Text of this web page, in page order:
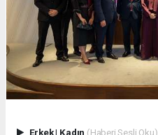
Erkek| Kadın (Haberi Sesli Oku)